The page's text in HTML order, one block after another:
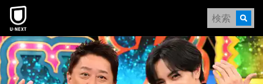
本文へスキップ